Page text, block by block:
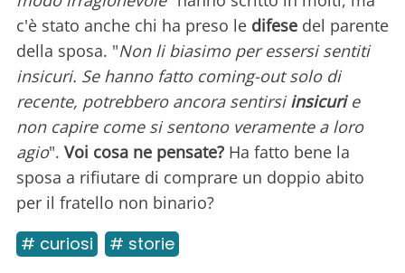
c'è stato anche chi ha preso le difese del parente
della sposa. "Non li biasimo per essersi sentiti
insicuri. Se hanno fatto coming-out solo di
recente, potrebbero ancora sentirsiinsicurie
non capire come si sentono veramente a loro
agio". Voi cosa ne pensate? Ha fatto bene la
sposa a rifiutare di comprare un doppio abito
per il fratello non binario?
# curiosi # storie